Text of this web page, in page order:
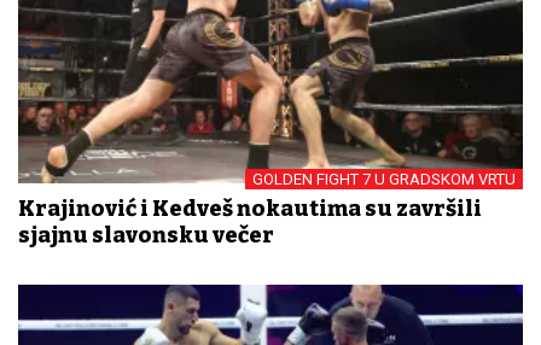
GOLDEN FIGHT 7 U GRADSKOM VRTU
Krajinović i Kedveš nokautima su završili
sjajnu slavonsku večer